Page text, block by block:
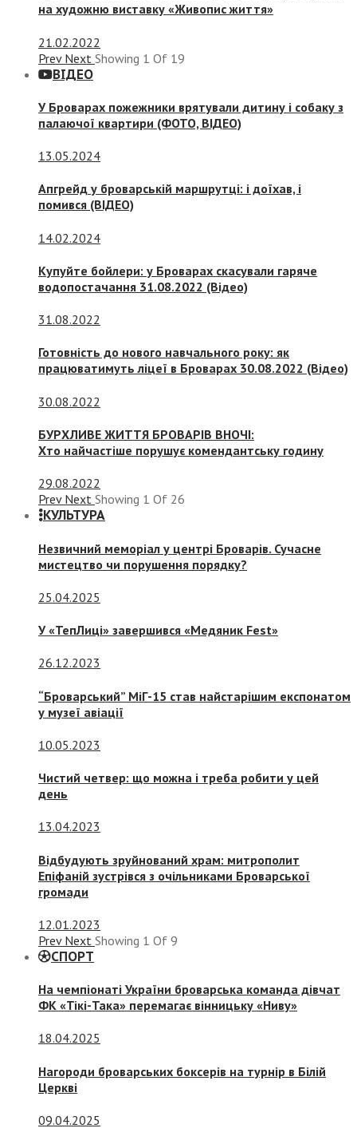
на художню виставку «Живопис життя»
21.02.2022
Prev Next Showing 1 Of 19
ВІДЕО
У Броварах пожежники врятували дитину і собаку з
палаючої квартири (ФОТО, ВІДЕО)
13.05.2024
Апгрейд у броварській маршрутці: і доїхав, і
помився (ВІДЕО)
14.02.2024
Купуйте бойлери: у Броварах скасували гаряче
водопостачання 31.08.2022 (Відео)
31.08.2022
Готовність до нового навчального року: як
працюватимуть ліцеї в Броварах 30.08.2022 (Відео)
30.08.2022
БУРХЛИВЕ ЖИТТЯ БРОВАРІВ ВНОЧІ:
Хто найчастіше порушує комендантську годину
29.08.2022
Prev Next Showing 1 Of 26
КУЛЬТУРА
Незвичний меморіал у центрі Броварів. Сучасне
мистецтво чи порушення порядку?
25.04.2025
У «ТепЛиці» завершився «Медяник Fest»
26.12.2023
“Броварський” МіГ-15 став найстарішим експонатом
у музеї авіації
10.05.2023
Чистий четвер: що можна і треба робити у цей
день
13.04.2023
Відбудують зруйнований храм: митрополит
Епіфаній зустрівся з очільниками Броварської
громади
12.01.2023
Prev Next Showing 1 Of 9
СПОРТ
На чемпіонаті України броварська команда дівчат
ФК «Тікі-Така» перемагає вінницьку «Ниву»
18.04.2025
Нагороди броварських боксерів на турнір в Білій
Церкві
09.04.2025